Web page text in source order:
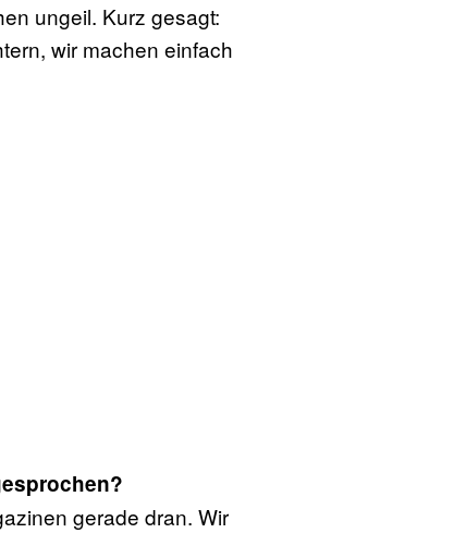
ungeil. Kurz gesagt:
wir machen einfach
gerade dran. Wir